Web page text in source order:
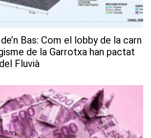
Bas: Com el lobby de la carn
de la Garrotxa han pactat
Fluvià